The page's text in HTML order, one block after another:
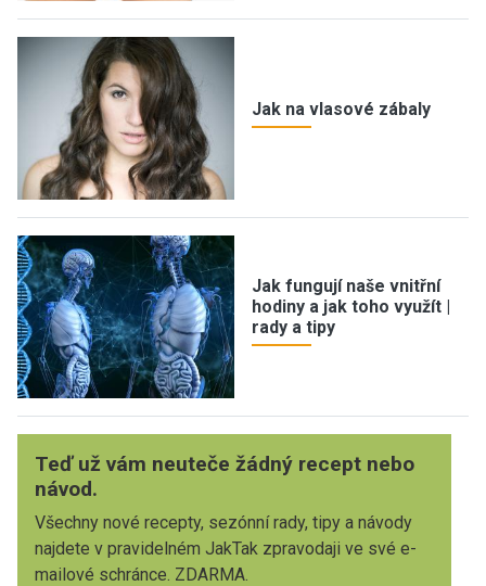
Jak na vlasové zábaly
Jak fungují naše vnitřní
hodiny a jak toho využít |
rady a tipy
Teď už vám neuteče žádný recept nebo
návod.
Všechny nové recepty, sezónní rady, tipy a návody
najdete v pravidelném JakTak zpravodaji ve své e-
mailové schránce. ZDARMA.